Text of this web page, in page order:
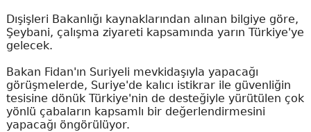
Dışişleri Bakanlığı kaynaklarından alınan bilgiye göre,
Şeybani, çalışma ziyareti kapsamında yarın Türkiye'ye
gelecek.
Bakan Fidan'ın Suriyeli mevkidaşıyla yapacağı
görüşmelerde, Suriye'de kalıcı istikrar ile güvenliğin
tesisine dönük Türkiye'nin de desteğiyle yürütülen çok
yönlü çabaların kapsamlı bir değerlendirmesini
yapacağı öngörülüyor.